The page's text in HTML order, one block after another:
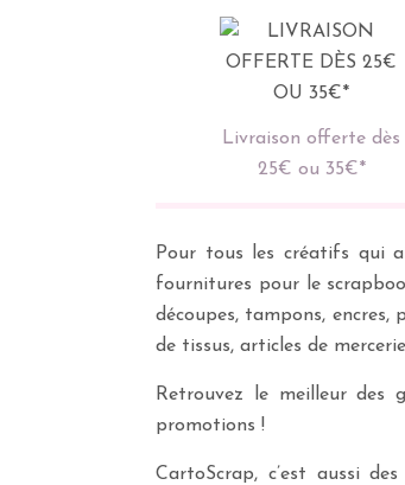
Livraison offerte dès
25€ ou 35€*
Pour tous les créatifs qui
fournitures pour le
découpes, tampons,
de tissus, articles de
Retrouvez le meilleur des
promotions !
CartoScrap, c’est aussi